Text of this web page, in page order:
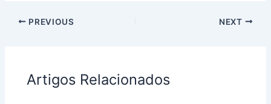
PREVIOUS NEXT
Artigos Relacionados